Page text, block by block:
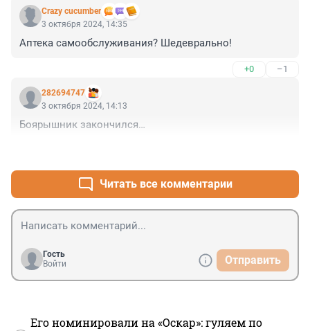
Crazy cucumber
3 октября 2024, 14:35
Аптека самообслуживания? Шедеврально!
+0 –1
282694747
3 октября 2024, 14:13
Боярышник закончился…
Читать все комментарии
Гость
Войти
Отправить
Его номинировали на «Оскар»: гуляем по